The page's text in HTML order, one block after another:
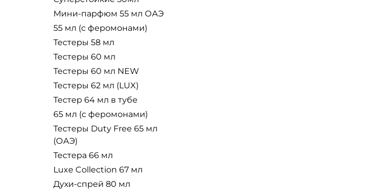
Мини-парфюм 55 мл ОАЭ
55 мл (с феромонами)
Тестеры 58 мл
Тестеры 60 мл
Тестеры 60 мл NEW
Тестеры 62 мл (LUX)
Тестер 64 мл в тубе
65 мл (с феромонами)
Тестеры Duty Free 65 мл
(ОАЭ)
Тестера 66 мл
Luxe Collection 67 мл
Духи-спрей 80 мл